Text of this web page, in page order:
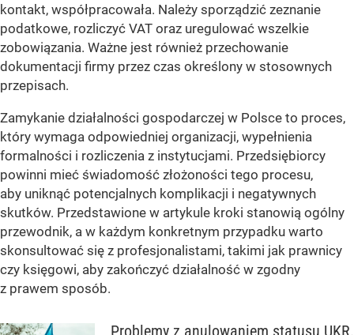
kontakt, współpracowała. Należy sporządzić zeznanie
podatkowe, rozliczyć VAT oraz uregulować wszelkie
zobowiązania. Ważne jest również przechowanie
dokumentacji firmy przez czas określony w stosownych
przepisach.
Zamykanie działalności gospodarczej w Polsce to proces,
który wymaga odpowiedniej organizacji, wypełnienia
formalności i rozliczenia z instytucjami. Przedsiębiorcy
powinni mieć świadomość złożoności tego procesu,
aby uniknąć potencjalnych komplikacji i negatywnych
skutków. Przedstawione w artykule kroki stanowią ogólny
przewodnik, a w każdym konkretnym przypadku warto
skonsultować się z profesjonalistami, takimi jak prawnicy
czy księgowi, aby zakończyć działalność w zgodny
z prawem sposób.
Problemy z anulowaniem statusu UKR.